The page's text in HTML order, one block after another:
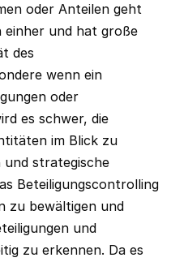
oder Anteilen geht
einher und hat große
des
wenn ein
oder
es schwer, die
im Blick zu
und strategische
Beteiligungscontrolling
zu bewältigen und
und
zu erkennen. Da es